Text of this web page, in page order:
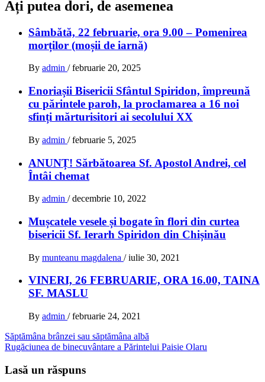
Ați putea dori, de asemenea
Sâmbătă, 22 februarie, ora 9.00 – Pomenirea
morților (moșii de iarnă)
By admin / februarie 20, 2025
Enoriașii Bisericii Sfântul Spiridon, împreună
cu părintele paroh, la proclamarea a 16 noi
sfinți mărturisitori ai secolului XX
By admin / februarie 5, 2025
ANUNȚ! Sărbătoarea Sf. Apostol Andrei, cel
Întâi chemat
By admin / decembrie 10, 2022
Mușcatele vesele și bogate în flori din curtea
bisericii Sf. Ierarh Spiridon din Chișinău
By munteanu magdalena / iulie 30, 2021
VINERI, 26 FEBRUARIE, ORA 16.00, TAINA
SF. MASLU
By admin / februarie 24, 2021
Navigare
în
articole
Săptămâna brânzei sau săptămâna albă
Rugăciunea de binecuvântare a Părintelui Paisie Olaru
Lasă un răspuns